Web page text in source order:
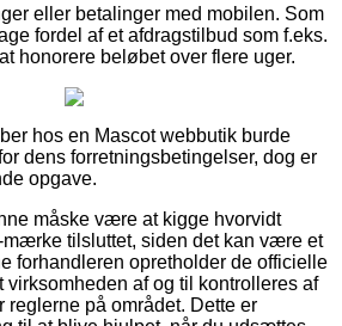
eller betalinger med mobilen. Som
fordel af et afdragstilbud som f.eks.
honorere beløbet over flere uger.
hos en Mascot webbutik burde
dens forretningsbetingelser, dog er
opgave.
måske være at kigge hvorvidt
mærke tilsluttet, siden det kan være et
forhandleren opretholder de officielle
virksomheden af og til kontrolleres af
reglerne på området. Dette er